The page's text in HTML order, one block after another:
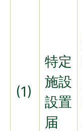
(1)
特定
施設
設置
届